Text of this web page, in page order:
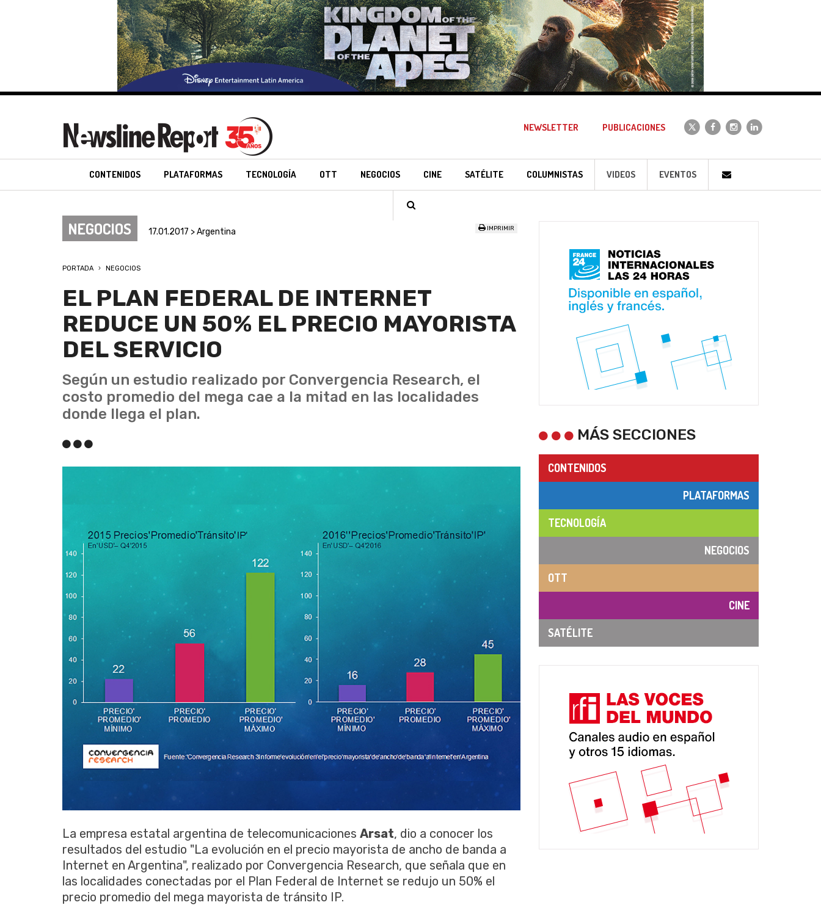
NEWSLETTER PUBLICACIONES
CONTENIDOS PLATAFORMAS TECNOLOGÍA OTT NEGOCIOS CINE SATÉLITE COLUMNISTAS VIDEOS EVENTOS
NEGOCIOS 17.01.2017 > Argentina IMPRIMIR
PORTADA NEGOCIOS
EL PLAN FEDERAL DE INTERNET
REDUCE UN 50% EL PRECIO MAYORISTA
DEL SERVICIO
Según un estudio realizado por Convergencia Research, el
costo promedio del mega cae a la mitad en las localidades
donde llega el plan.
La empresa estatal argentina de telecomunicaciones Arsat, dio a conocer los
resultados del estudio "La evolución en el precio mayorista de ancho de banda a
Internet en Argentina", realizado por Convergencia Research, que señala que en
las localidades conectadas por el Plan Federal de Internet se redujo un 50% el
precio promedio del mega mayorista de tránsito IP.
MÁS SECCIONES
CONTENIDOS
PLATAFORMAS
TECNOLOGÍA
NEGOCIOS
OTT
CINE
SATÉLITE